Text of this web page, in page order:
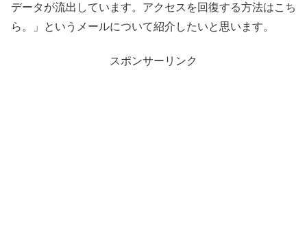
データが流出しています。アクセスを回復する方法はこち
ら。」というメールについて紹介したいと思います。
スポンサーリンク